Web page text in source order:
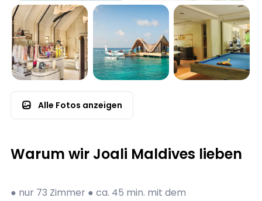
Alle Fotos anzeigen
Warum wir Joali Maldives lieben
● nur 73 Zimmer ● ca. 45 min. mit dem